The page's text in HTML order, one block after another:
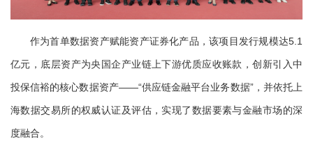
作为首单数据资产赋能资产证券化产品，该项目发行规模达5.1
亿元，底层资产为央国企产业链上下游优质应收账款，创新引入中
投保信裕的核心数据资产——“供应链金融平台业务数据”，并依托上
海数据交易所的权威认证及评估，实现了数据要素与金融市场的深
度融合。